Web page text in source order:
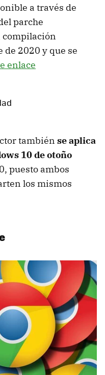
a través de
parche
compilación
de 2020 y que se
enlace
también se aplica
10 de otoño
puesto ambos
los mismos